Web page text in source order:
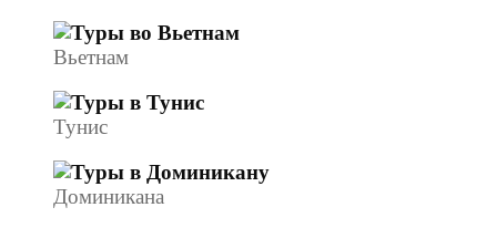
Вьетнам
Тунис
Доминикана